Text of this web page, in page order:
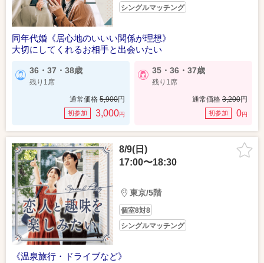
シングルマッチング
同年代婚《居心地のいいい関係が理想》
大切にしてくれるお相手と出会いたい
36・37・38歳
残り1席
通常価格 5,900円
初参加 3,000円
35・36・37歳
残り1席
通常価格 3,200円
初参加 0円
8/9(日)
17:00〜18:30
東京/5階
個室8対8
シングルマッチング
《温泉旅行・ドライブなど》